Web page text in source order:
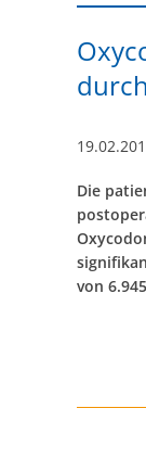
Die
von